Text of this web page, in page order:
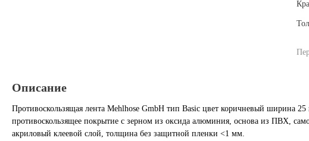
Описание
Противоскользящая лента Mehlhose GmbH тип Basic цвет коричневый ширина
противоскользящее покрытие с зерном из оксида алюминия, основа из ПВХ,
акриловый клеевой слой, толщина без защитной пленки <1 мм.